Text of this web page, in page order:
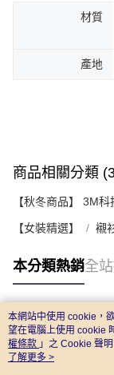
材質
產地
商品相關分類
【秋冬商品】 3M
【女裝精選】 襯
本分類熱銷全
熱門標籤
本網站中使用 cookie，
望在電腦上使用 cookie
權條款 」之 Cookie 聲
用條款之 Cookie 聲明使
了解更多 >